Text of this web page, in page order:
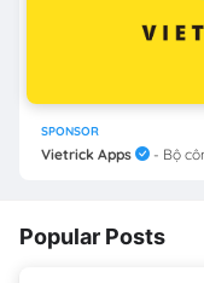
SPONSOR
Vietrick Apps - Bộ
Popular Posts